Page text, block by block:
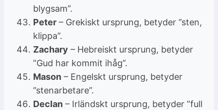
blygsam”.
Peter – Grekiskt ursprung, betyder ”sten,
klippa”.
Zachary – Hebreiskt ursprung, betyder
”Gud har kommit ihåg”.
Mason – Engelskt ursprung, betyder
”stenarbetare”.
Declan – Irländskt ursprung, betyder ”full